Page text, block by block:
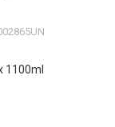
1100ml